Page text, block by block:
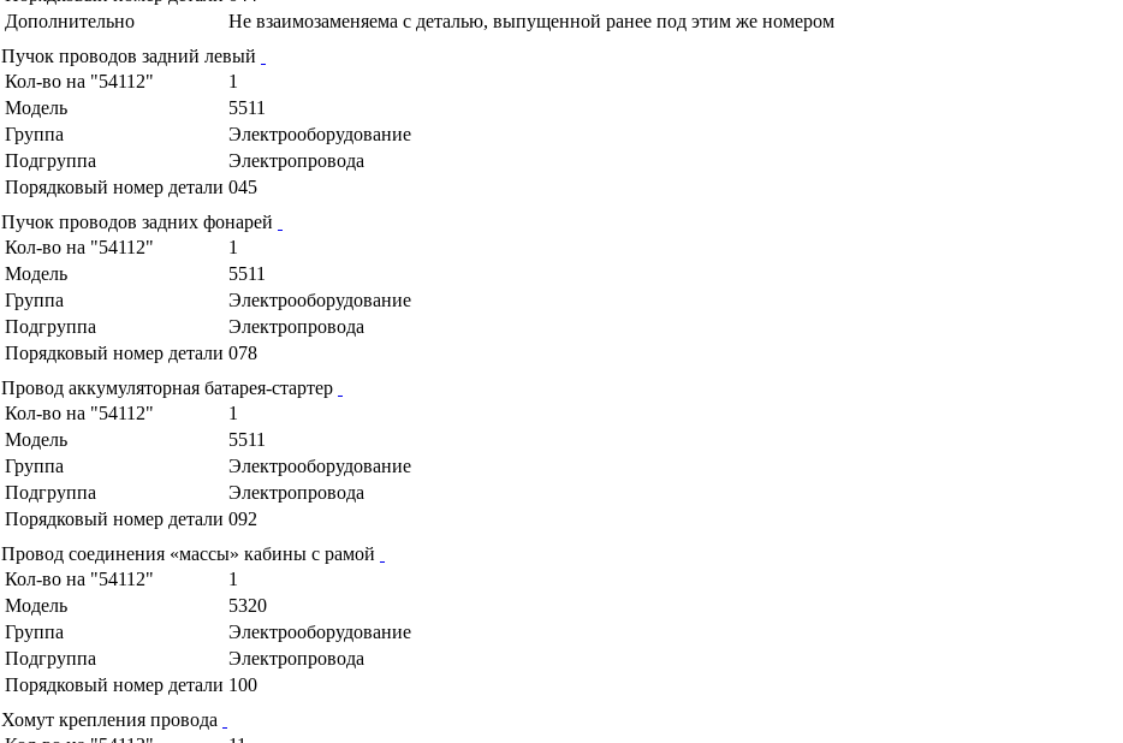
Дополнительно
Не взаимозаменяема с деталью, выпущенной ранее под этим же номером
Пучок проводов задний левый
Кол-во на "54112"
1
Модель
5511
Группа
Электрооборудование
Подгруппа
Электропровода
Порядковый номер детали 045
Пучок проводов задних фонарей
Кол-во на "54112"
1
Модель
5511
Группа
Электрооборудование
Подгруппа
Электропровода
Порядковый номер детали 078
Провод аккумуляторная батарея-стартер
Кол-во на "54112"
1
Модель
5511
Группа
Электрооборудование
Подгруппа
Электропровода
Порядковый номер детали 092
Провод соединения «массы» кабины с рамой
Кол-во на "54112"
1
Модель
5320
Группа
Электрооборудование
Подгруппа
Электропровода
Порядковый номер детали 100
Хомут крепления провода